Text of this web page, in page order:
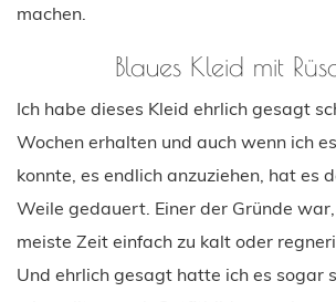
machen.
Blaues Kleid mit
Ich habe dieses Kleid ehrlich gesagt
Wochen erhalten und auch wenn ich
konnte, es endlich anzuziehen, hat es
Weile gedauert. Einer der Gründe
meiste Zeit einfach zu kalt oder
Und ehrlich gesagt hatte ich es sogar